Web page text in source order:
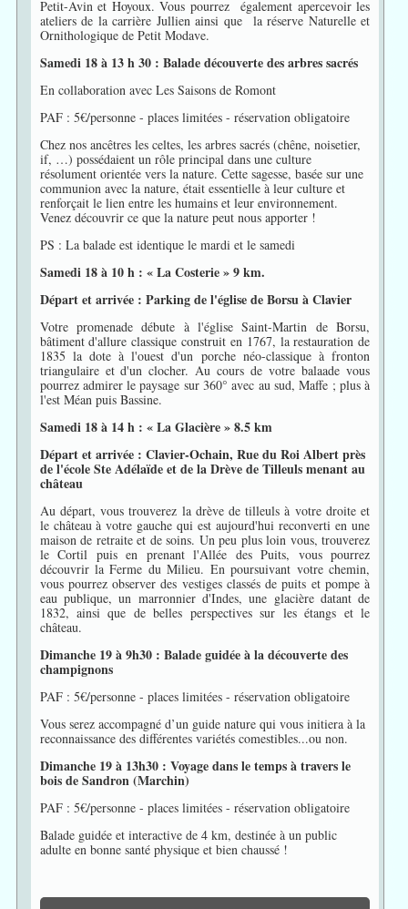
Petit-Avin et Hoyoux. Vous pourrez également apercevoir les
ateliers de la carrière Jullien ainsi que la réserve Naturelle et
Ornithologique de Petit Modave.
Samedi 18 à 13 h 30 : Balade découverte des arbres sacrés
En collaboration avec Les Saisons de Romont
PAF : 5€/personne - places limitées - réservation obligatoire
Chez nos ancêtres les celtes, les arbres sacrés (chêne, noisetier,
if, …) possédaient un rôle principal dans une culture
résolument orientée vers la nature. Cette sagesse, basée sur une
communion avec la nature, était essentielle à leur culture et
renforçait le lien entre les humains et leur environnement.
Venez découvrir ce que la nature peut nous apporter !
PS : La balade est identique le mardi et le samedi
Samedi 18 à 10 h : « La Costerie » 9 km.
Départ et arrivée : Parking de l'église de Borsu à Clavier
Votre promenade débute à l'église Saint-Martin de Borsu,
bâtiment d'allure classique construit en 1767, la restauration de
1835 la dote à l'ouest d'un porche néo-classique à fronton
triangulaire et d'un clocher. Au cours de votre balaade vous
pourrez admirer le paysage sur 360° avec au sud, Maffe ; plus à
l'est Méan puis Bassine.
Samedi 18 à 14 h : « La Glacière » 8.5 km
Départ et arrivée : Clavier-Ochain, Rue du Roi Albert près
de l'école Ste Adélaïde et de la Drève de Tilleuls menant au
château
Au départ, vous trouverez la drève de tilleuls à votre droite et
le château à votre gauche qui est aujourd'hui reconverti en une
maison de retraite et de soins. Un peu plus loin vous, trouverez
le Cortil puis en prenant l'Allée des Puits, vous pourrez
découvrir la Ferme du Milieu. En poursuivant votre chemin,
vous pourrez observer des vestiges classés de puits et pompe à
eau publique, un marronnier d'Indes, une glacière datant de
1832, ainsi que de belles perspectives sur les étangs et le
château.
Dimanche 19 à 9h30 : Balade guidée à la découverte des
champignons
PAF : 5€/personne - places limitées - réservation obligatoire
Vous serez accompagné d’un guide nature qui vous initiera à la
reconnaissance des différentes variétés comestibles...ou non.
Dimanche 19 à 13h30 : Voyage dans le temps à travers le
bois de Sandron (Marchin)
PAF : 5€/personne - places limitées - réservation obligatoire
Balade guidée et interactive de 4 km, destinée à un public
adulte en bonne santé physique et bien chaussé !